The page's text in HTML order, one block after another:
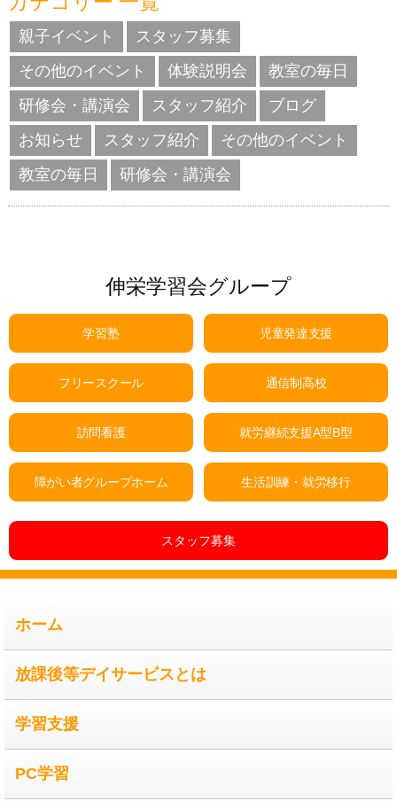
親子イベント
スタッフ募集
その他のイベント
体験説明会
教室の毎日
研修会・講演会
スタッフ紹介
ブログ
お知らせ
スタッフ紹介
その他のイベント
教室の毎日
研修会・講演会
伸栄学習会グループ
学習塾 児童発達支援
フリースクール 通信制高校
訪問看護 就労継続支援A型B型
障がい者グループホーム 生活訓練・就労移行
スタッフ募集
ホーム
放課後等デイサービスとは
学習支援
PC学習